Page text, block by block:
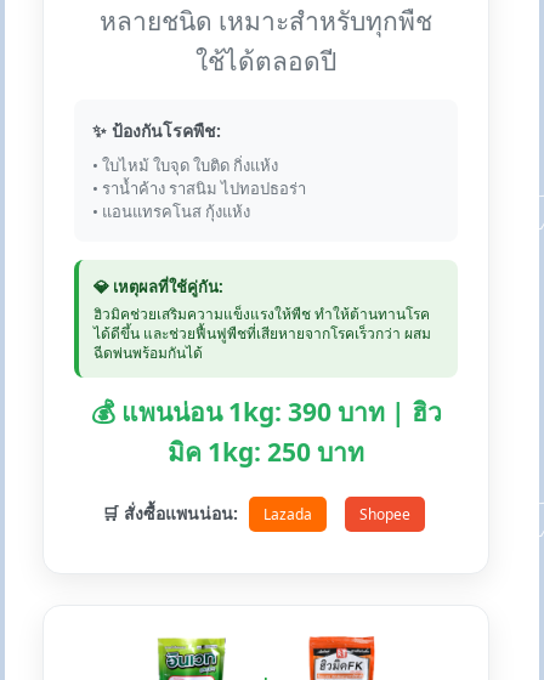
หลายชนิด เหมาะสำหรับทุกพืช
ใช้ได้ตลอดปี
✨ ป้องกันโรคพืช:
• ใบไหม้ ใบจุด ใบติด กิ่งแห้ง
• ราน้ำค้าง ราสนิม ไปทอปธอร่า
• แอนแทรคโนส กุ้งแห้ง
💎 เหตุผลที่ใช้คู่กัน:
ฮิวมิคช่วยเสริมความแข็งแรงให้พืช ทำให้ต้านทานโรค
ได้ดีขึ้น และช่วยฟื้นฟูพืชที่เสียหายจากโรคเร็วกว่า ผสม
ฉีดพ่นพร้อมกันได้
💰 แพนน่อน 1kg: 390 บาท | ฮิว
มิค 1kg: 250 บาท
🛒 สั่งซื้อแพนน่อน: Lazada Shopee